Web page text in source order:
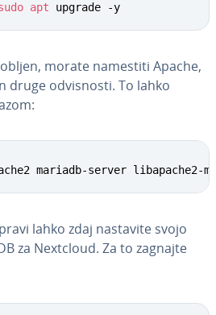
apt upgrade -y
morate namestiti Apache,
druge od­vi­sno­sti. To lahko
mariadb-server libapache2-
lahko zdaj nastavite svojo
za Nextcloud. Za to zagnajte